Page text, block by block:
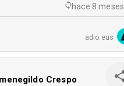
hace 8 meses
adio.eus
Crespo